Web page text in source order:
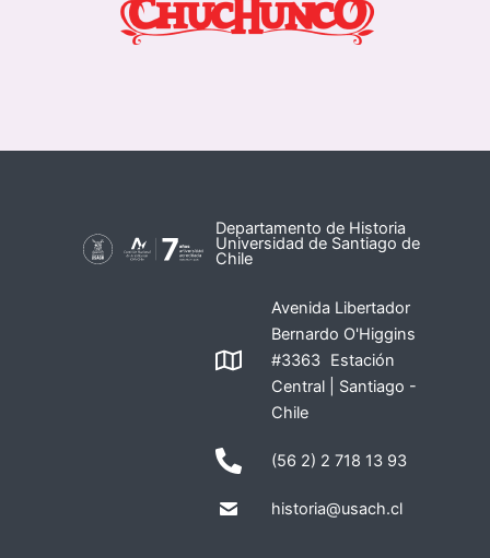
Departamento de Historia
Universidad de Santiago de
Chile
Avenida Libertador
Bernardo O'Higgins
#3363 Estación
Central | Santiago -
Chile
(56 2) 2 718 13 93
historia@usach.cl